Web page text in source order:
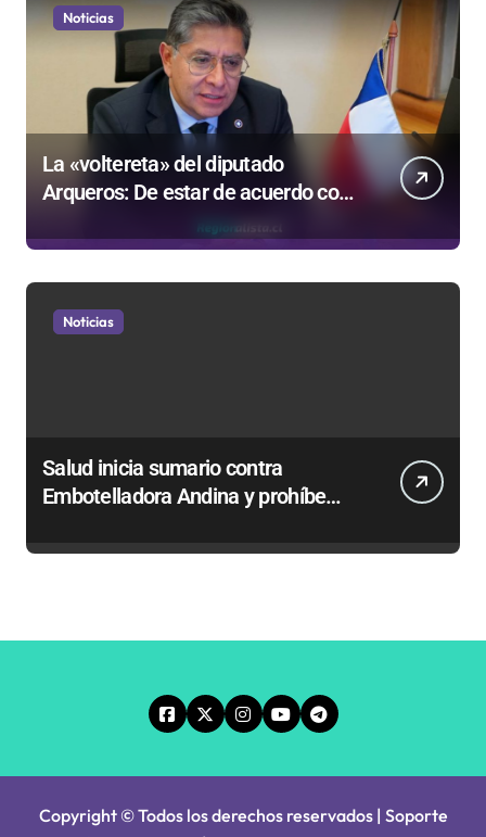
Noticias
La «voltereta» del diputado
Arqueros: De estar de acuerdo con
privatizar Codelco a defender una
empresa 100% estatal
Noticias
Salud inicia sumario contra
Embotelladora Andina y prohíbe
laborales
Copyright © Todos los derechos reservados | Soporte